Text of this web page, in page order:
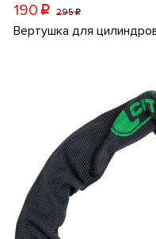
190 p 295p
Вертушка для